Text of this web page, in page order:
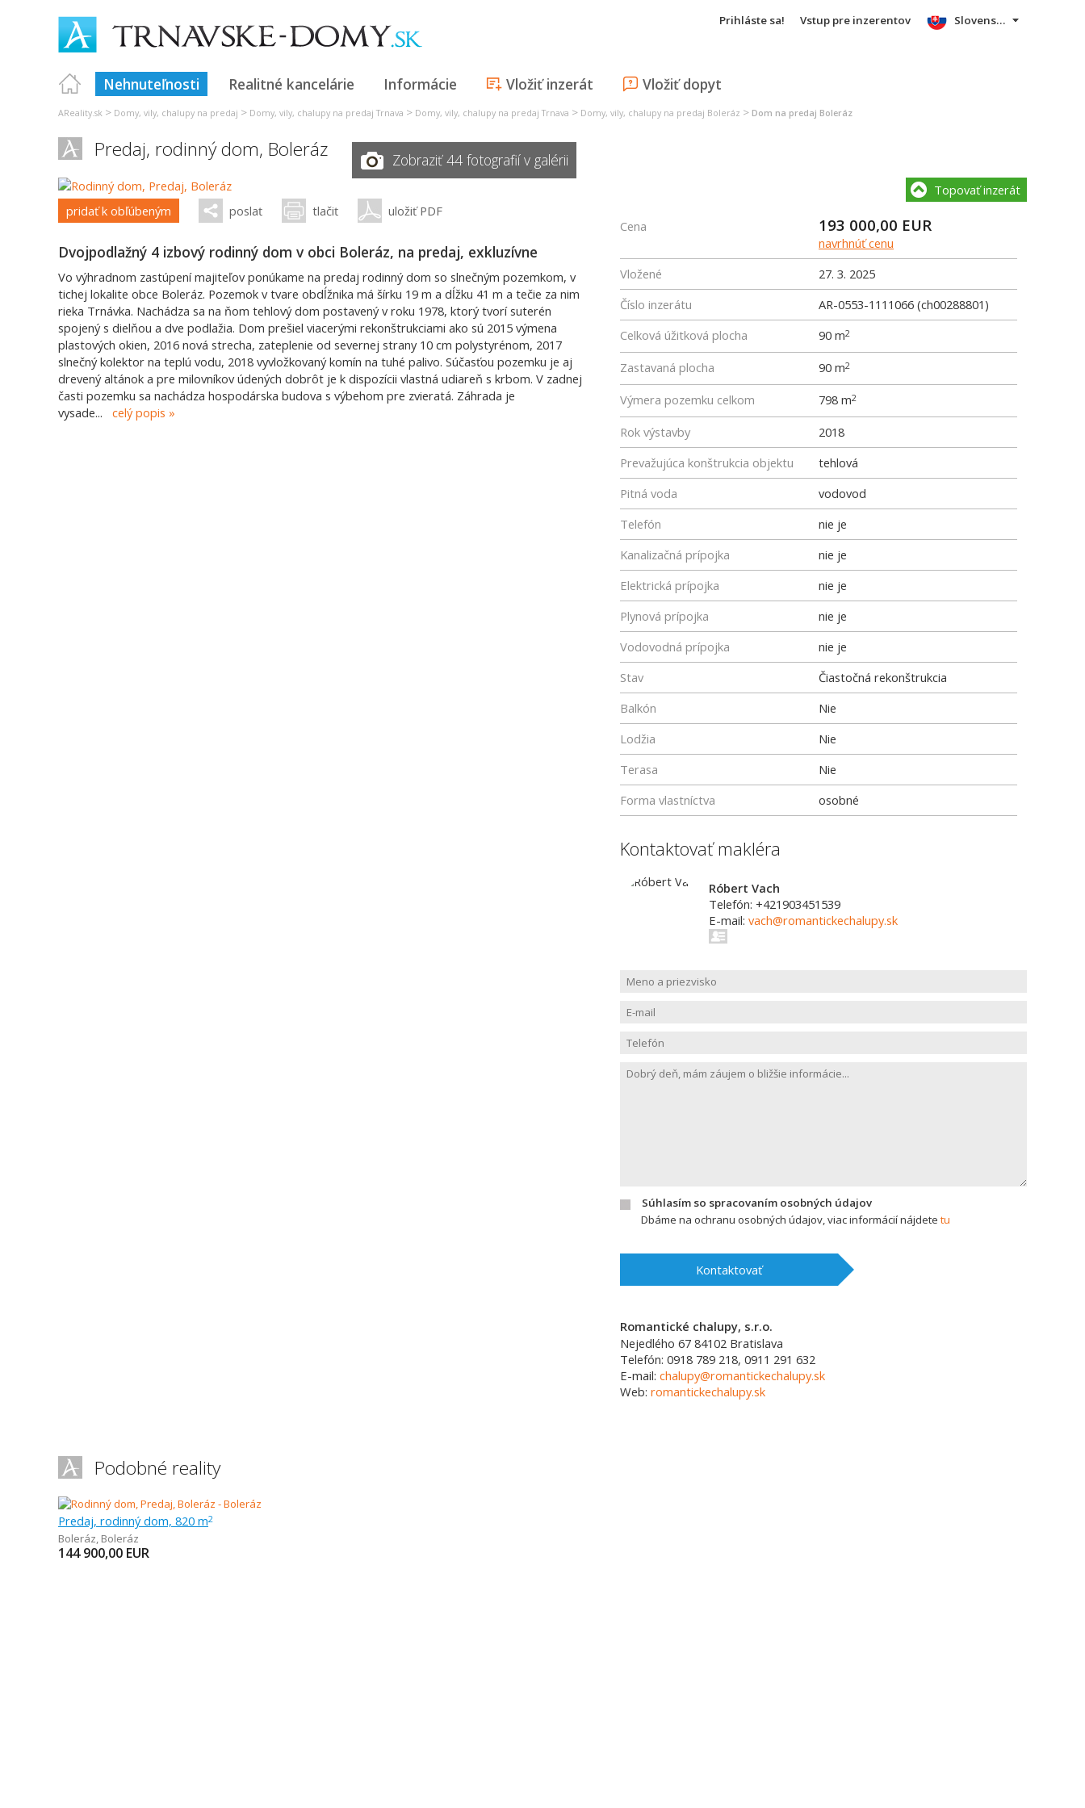
Prihláste sa! Vstup pre inzerentov
Nehnuteľnosti Realitné kancelárie Informácie Vložiť inzerát Vložiť dopyt
Slovensky
AReality.sk > Domy, vily, chalupy na predaj > Domy, vily, chalupy na predaj Trnava > Domy, vily, chalupy na predaj Trnava > Domy, vily, chalupy na predaj Boleráz > Dom na predaj Boleráz
Predaj, rodinný dom, Boleráz Zobraziť 44 fotografií v galérii
pridať k obľúbeným poslať tlačiť uložiť PDF
Dvojpodlažný 4 izbový rodinný dom v obci Boleráz, na predaj, exkluzívne
Vo výhradnom zastúpení majiteľov ponúkame na predaj rodinný dom so slnečným pozemkom, v
tichej lokalite obce Boleráz. Pozemok v tvare obdĺžnika má šírku 19 m a dĺžku 41 m a tečie za nim
rieka Trnávka. Nachádza sa na ňom tehlový dom postavený v roku 1978, ktorý tvorí suterén
spojený s dielňou a dve podlažia. Dom prešiel viacerými rekonštrukciami ako sú 2015 výmena
plastových okien, 2016 nová strecha, zateplenie od severnej strany 10 cm polystyrénom, 2017
slnečný kolektor na teplú vodu, 2018 vyvložkovaný komín na tuhé palivo. Súčasťou pozemku je aj
drevený altánok a pre milovníkov údených dobrôt je k dispozícii vlastná udiareň s krbom. V zadnej
časti pozemku sa nachádza hospodárska budova s výbehom pre zvieratá. Záhrada je
vysade... celý popis
Topovať inzerát
Cena 193 000,00 EUR
navrhnúť cenu
Vložené
27. 3. 2025
Číslo inzerátu
AR-0553-1111066 (ch00288801)
Celková úžitková plocha
90 m2
Zastavaná plocha 90 m2
Výmera pozemku celkom 798 m2
Rok výstavby
2018
Prevažujúca konštrukcia objektu
tehlová
Pitná voda
vodovod
Telefón
nie je
Kanalizačná prípojka
nie je
Elektrická prípojka
nie je
Plynová prípojka
nie je
Vodovodná prípojka
nie je
Stav
Čiastočná rekonštrukcia
Balkón
Nie
Lodžia
Nie
Terasa
Nie
Forma vlastníctva
osobné
Kontaktovať makléra
Róbert Vach
Telefón: +421903451539
E-mail: vach@romantickechalupy.sk
Súhlasím so spracovaním osobných údajov
Dbáme na ochranu osobných údajov, viac informácií nájdete tu
Kontaktovať
Romantické chalupy, s.r.o.
Nejedlého 67 84102 Bratislava
Telefón: 0918 789 218, 0911 291 632
E-mail: chalupy@romantickechalupy.sk
Web: romantickechalupy.sk
Podobné reality
Predaj, rodinný dom, 820 m2
Boleráz, Boleráz
144 900,00 EUR